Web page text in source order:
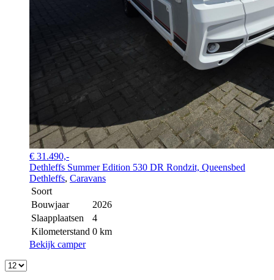
€ 31.490,-
Dethleffs Summer Edition 530 DR Rondzit, Queensbed
Dethleffs, Caravans
Soort
Bouwjaar
2026
Slaapplaatsen
4
Kilometerstand 0 km
Bekijk camper